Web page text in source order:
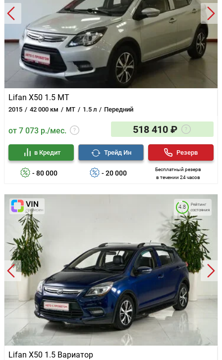
Lifan X50 1.5 MT
2015 42 000 км MT 1.5 л Передний
от 7 073 р./мес. 518 410 ₽
- 80 000
в Кредит
- 20 000
Трейд Ин
Бесплатный резерв
в течении 24 часов
Резерв
Lifan X50 1.5 Вариатор
Рейтинг
состояния
4.8